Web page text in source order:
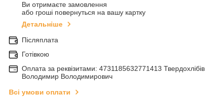
Ви отримаєте замовлення
або гроші повернуться на вашу картку
Детальніше
Післяплата
Готівкою
Оплата за реквізитами: 4731185632771413 Твердохлібів
Володимир Володимирович
Всі умови оплати